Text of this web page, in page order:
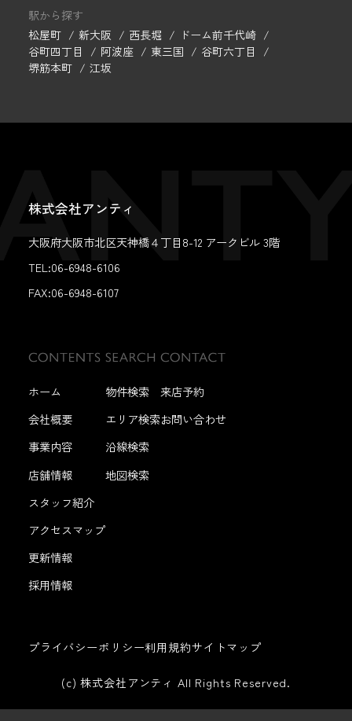
駅から探す
松屋町
新大阪 西長堀
ドーム前千代崎
谷町四丁目
阿波座 東三国
谷町六丁目
堺筋本町
江坂
株式会社アンティ
大阪府大阪市北区天神橋４丁目8-12 アークビル 3階
TEL:06-6948-6106
FAX:06-6948-6107
ホーム
会社概要
事業内容
店舗情報
スタッフ紹介
アクセスマップ
更新情報
採用情報
物件検索
エリア検索
沿線検索
地図検索
来店予約
お問い合わせ
プライバシーポリシー利用規約サイトマップ
(c) 株式会社アンティ All Rights Reserved.